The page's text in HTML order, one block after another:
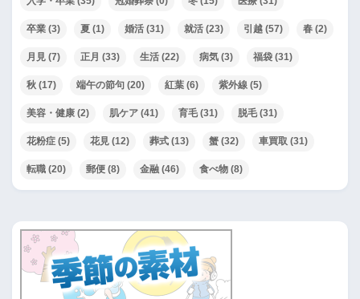
卒業 (3) 夏 (1) 婚活 (31) 就活 (23) 引越 (57) 春 (2)
月見 (7) 正月 (33) 生活 (22) 病気 (3) 福袋 (31)
秋 (17) 端午の節句 (20) 紅葉 (6) 紫外線 (5)
美容・健康 (2) 肌ケア (41) 育毛(31) 脱毛(31)
花粉症 (5) 花見 (12) 葬式 (13) 蟹 (32) 車買取 (31)
転職 (20) 郵便 (8) 金融 (46) 食べ物 (8)